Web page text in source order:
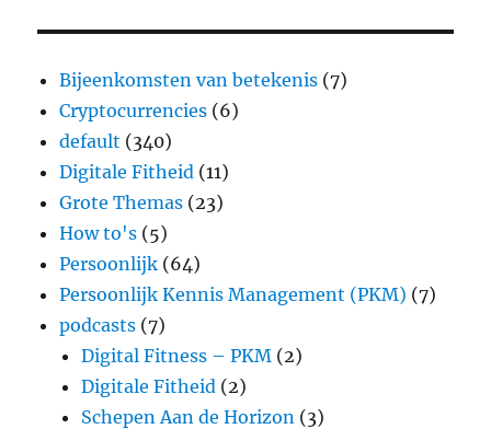
Bijeenkomsten van betekenis (7)
Cryptocurrencies (6)
default (340)
Digitale Fitheid (11)
Grote Themas (23)
How to's (5)
Persoonlijk (64)
Persoonlijk Kennis Management (PKM) (7)
podcasts (7)
Digital Fitness – PKM (2)
Digitale Fitheid (2)
Schepen Aan de Horizon (3)